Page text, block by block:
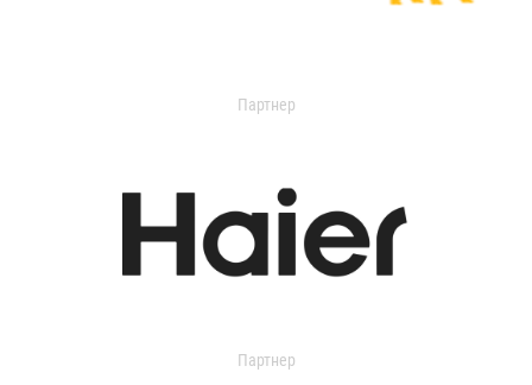
Партнер
Партнер